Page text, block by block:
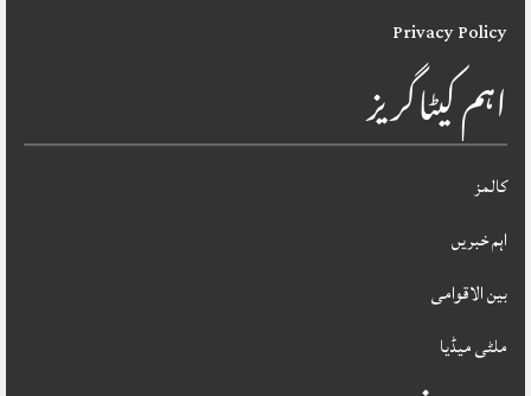
Privacy Policy
اہم کیٹاگریز
کالمز
اہم خبریں
بین الاقوامی
ملٹی میڈیا